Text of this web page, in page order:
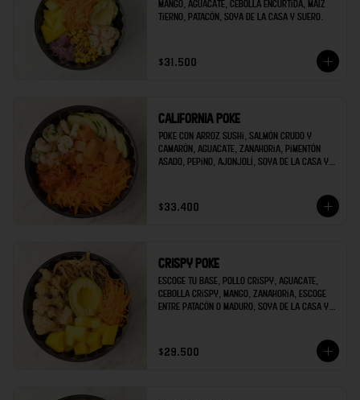
mango, aguacate, cebolla encurtida, maíz
tierno, patacón, soya de la casa y suero.
$31.500
California poke
Poke con arroz sushi, salmón crudo y
camarón, aguacate, zanahoria, pimentón
asado, pepino, ajonjolí, soya de la casa y
$33.400
Crispy poke
Escoge tu base, pollo crispy, aguacate,
cebolla crispy, mango, zanahoria, escoge
entre patacón o maduro, soya de la casa y
$29.500